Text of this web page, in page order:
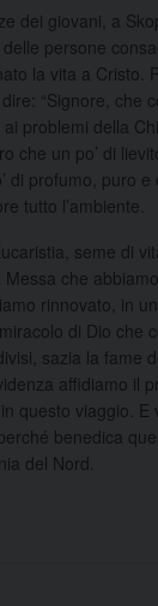
dei giovani, a
persone
la vita a Cristo.
“Signore, che
problemi della
che un po’ di
di profumo, puro e
tutto l’ambiente.
seme di
Messa che
rinnovato, in
di Dio che
sazia la fame
affidiamo il
questo viaggio. E
benedica
del Nord.